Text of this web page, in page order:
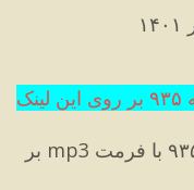
۱۴۰۱
mp3